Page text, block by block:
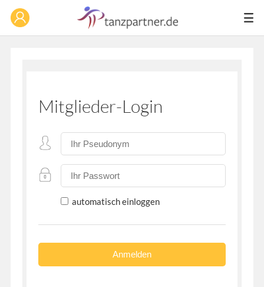
Mitglieder-Login
automatisch einloggen